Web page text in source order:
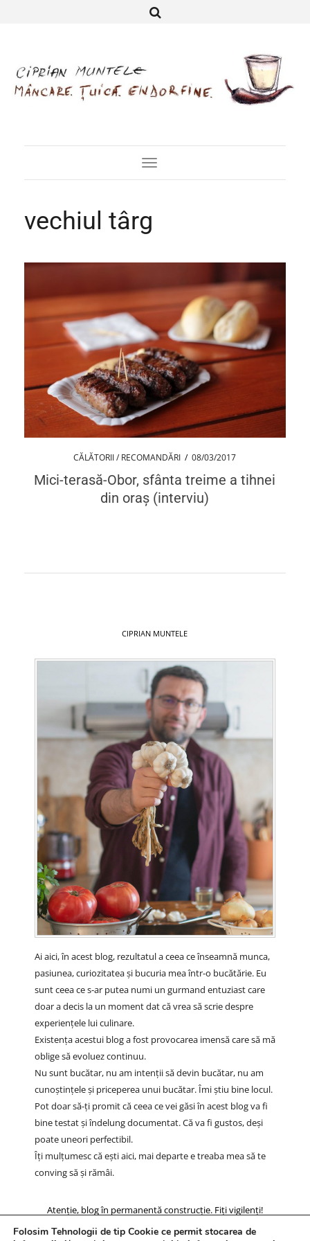
Toggle
Navigation
vechiul târg
CĂLĂTORII / RECOMANDĂRI / 08/03/2017
Mici-terasă-Obor, sfânta treime a tihnei
din oraș (interviu)
CIPRIAN MUNTELE
Ai aici, în acest blog, rezultatul a ceea ce înseamnă munca,
pasiunea, curiozitatea și bucuria mea într-o bucătărie. Eu
sunt ceea ce s-ar putea numi un gurmand entuziast care
doar a decis la un moment dat că vrea să scrie despre
experiențele lui culinare.
Existența acestui blog a fost provocarea imensă care să mă
oblige să evoluez continuu.
Nu sunt bucătar, nu am intenții să devin bucătar, nu am
cunoștințele și priceperea unui bucătar. Îmi știu bine locul.
Pot doar să-ți promit că ceea ce vei găsi în acest blog va fi
bine testat și îndelung documentat. Că va fi gustos, deși
poate uneori perfectibil.
Îți mulțumesc că ești aici, mai departe e treaba mea să te
conving să și rămâi.
Atenție, blog în permanentă construcție. Fiți vigilenți!
Folosim Tehnologii de tip Cookie ce permit stocarea de